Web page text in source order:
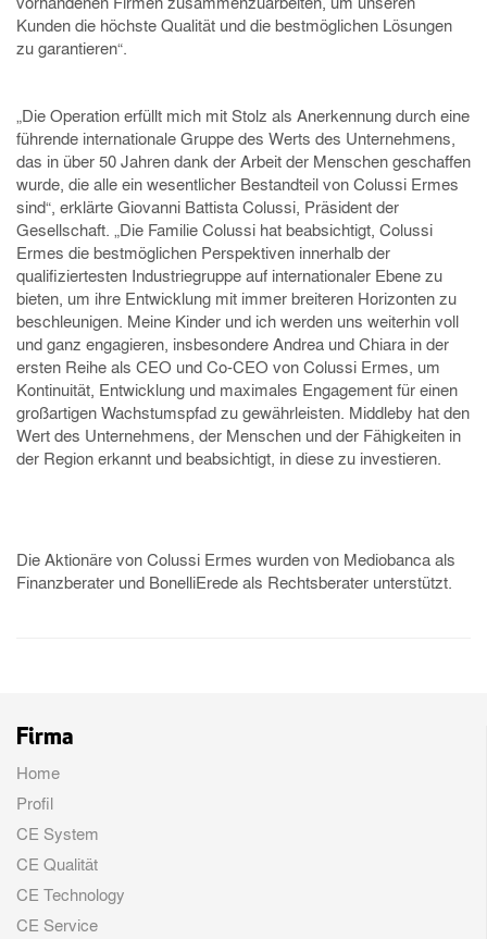
Kunden die höchste Qualität und die bestmöglichen Lösungen
zu garantieren“.
„Die Operation erfüllt mich mit Stolz als Anerkennung durch eine
führende internationale Gruppe des Werts des Unternehmens,
das in über 50 Jahren dank der Arbeit der Menschen geschaffen
wurde, die alle ein wesentlicher Bestandteil von Colussi Ermes
sind“, erklärte Giovanni Battista Colussi, Präsident der
Gesellschaft. „Die Familie Colussi hat beabsichtigt, Colussi
Ermes die bestmöglichen Perspektiven innerhalb der
qualifiziertesten Industriegruppe auf internationaler Ebene zu
bieten, um ihre Entwicklung mit immer breiteren Horizonten zu
beschleunigen. Meine Kinder und ich werden uns weiterhin voll
und ganz engagieren, insbesondere Andrea und Chiara in der
ersten Reihe als CEO und Co-CEO von Colussi Ermes, um
Kontinuität, Entwicklung und maximales Engagement für einen
großartigen Wachstumspfad zu gewährleisten. Middleby hat den
Wert des Unternehmens, der Menschen und der Fähigkeiten in
der Region erkannt und beabsichtigt, in diese zu investieren.
Die Aktionäre von Colussi Ermes wurden von Mediobanca als
Finanzberater und BonelliErede als Rechtsberater unterstützt.
Firma
Home
Profil
CE System
CE Qualität
CE Technology
CE Service